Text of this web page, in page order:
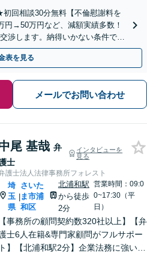
回相談30分無料【不倫慰謝料を
円→50万円など、減額実績多数！
渉します。納得いかない条件でサ
日夜間相談可】
表を見る
メールでお問い合わせ
尾 基哉 弁
士
インタビューを
見る
護士法人法律事務所フォレスト
埼
玉
県
|
さいた
ま市浦
和区
北浦和駅
から徒歩
2分
営業時間：09:0
0~17:30（平
日）
【事務所の顧問契約数320社以上】【弁
士6人在籍&専門家顧問がフルサポー
ト】【北浦和駅2分】企業法務に強い弁